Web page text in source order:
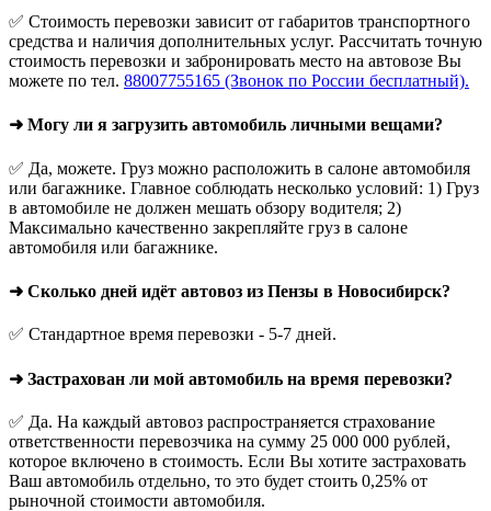
✅ Стоимость перевозки зависит от габаритов транспортного
средства и наличия дополнительных услуг. Рассчитать точную
стоимость перевозки и забронировать место на автовозе Вы
можете по тел. 88007755165 (Звонок по России бесплатный).
➜ Могу ли я загрузить автомобиль личными вещами?
✅ Да, можете. Груз можно расположить в салоне автомобиля
или багажнике. Главное соблюдать несколько условий: 1) Груз
в автомобиле не должен мешать обзору водителя; 2)
Максимально качественно закрепляйте груз в салоне
автомобиля или багажнике.
➜ Сколько дней идёт автовоз из Пензы в Новосибирск?
✅ Стандартное время перевозки - 5-7 дней.
➜ Застрахован ли мой автомобиль на время перевозки?
✅ Да. На каждый автовоз распространяется страхование
ответственности перевозчика на сумму 25 000 000 рублей,
которое включено в стоимость. Если Вы хотите застраховать
Ваш автомобиль отдельно, то это будет стоить 0,25% от
рыночной стоимости автомобиля.